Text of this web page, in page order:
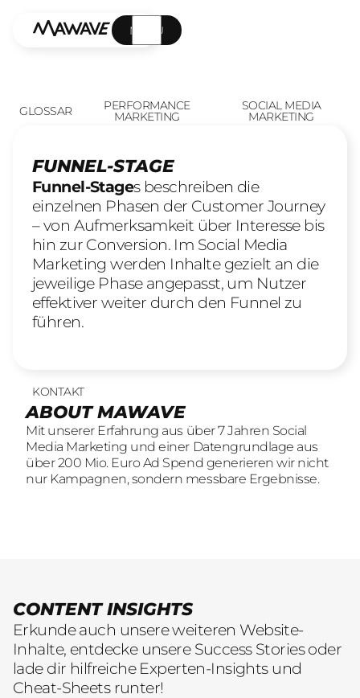
MENÜ
GLOSSAR PERFORMANCE
MARKETING
SOCIAL MEDIA
MARKETING
FUNNEL-STAGE
Funnel-Stages beschreiben die
einzelnen Phasen der Customer Journey
– von Aufmerksamkeit über Interesse bis
hin zur Conversion. Im Social Media
Marketing werden Inhalte gezielt an die
jeweilige Phase angepasst, um Nutzer
effektiver weiter durch den Funnel zu
führen.
KONTAKT
ABOUT MAWAVE
Mit unserer Erfahrung aus über 7 Jahren Social
Media Marketing und einer Datengrundlage aus
über 200 Mio. Euro Ad Spend generieren wir nicht
nur Kampagnen, sondern messbare Ergebnisse.
UNSERE LEISTUNGEN
SOCIAL LEAD AGENTUR
Mit unserer Erfahrung aus über 7 Jahren Social
Media Marketing und einer Datengrundlage aus
über 200 Mio. Euro Ad Spend generieren wir nicht
nur Kampagnen, sondern messbare Ergebnisse.
23 offene Stellen
KOMM INS
TEAM
Wir sind auf der Suche nach motivierten und
engagierten Menschen, die mit kreativen Ideen
und LeidenschaftConsumer Brands auf Social
CONTENT INSIGHTS
Erkunde auch unsere weiteren Website-
Inhalte, entdecke unsere Success Stories oder
lade dir hilfreiche Experten-Insights und
Cheat-Sheets runter!